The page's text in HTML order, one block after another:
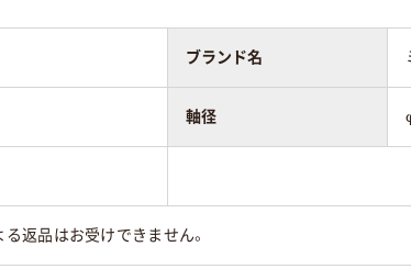
ブランド名
軸径
る返品はお受けできません。